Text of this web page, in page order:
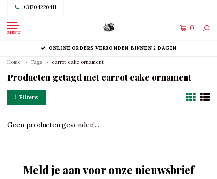
+31204220411
MENU
0
ONLINE ORDERS VERZONDEN BINNEN 2 DAGEN
Home Tags carrot cake ornament
Producten getagd met carrot cake ornament
Filters
Geen producten gevonden!...
Meld je aan voor onze nieuwsbrief